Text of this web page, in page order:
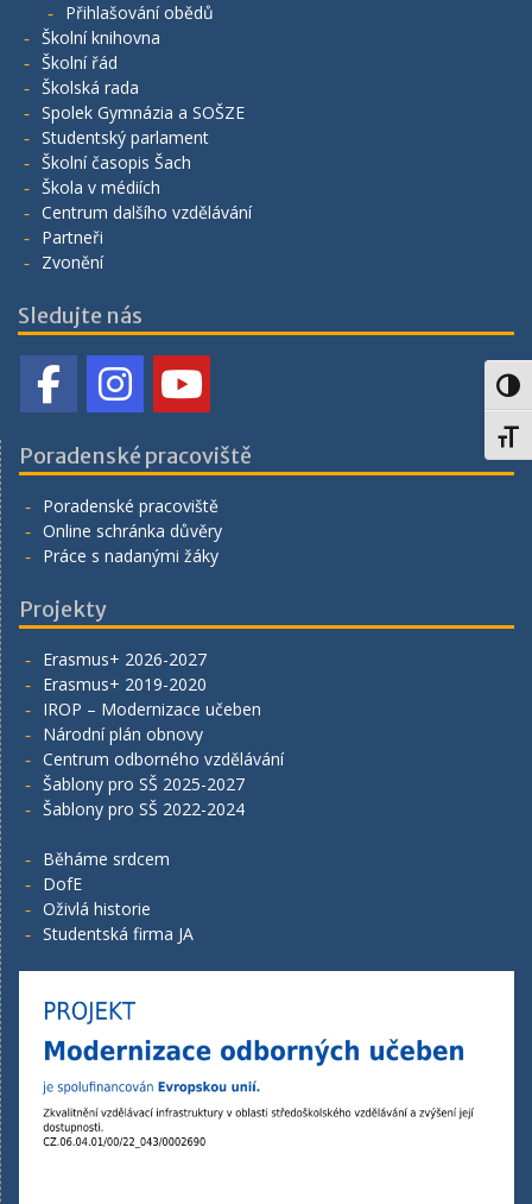
Přihlašování obědů
Školní knihovna
Školní řád
Školská rada
Spolek Gymnázia a SOŠZE
Studentský parlament
Školní časopis Šach
Škola v médiích
Centrum dalšího vzdělávání
Partneři
Zvonění
Sledujte nás
Poradenské pracoviště
Poradenské pracoviště
Online schránka důvěry
Práce s nadanými žáky
Projekty
Erasmus+ 2026-2027
Erasmus+ 2019-2020
IROP – Modernizace učeben
Národní plán obnovy
Centrum odborného vzdělávání
Šablony pro SŠ 2025-2027
Šablony pro SŠ 2022-2024
Běháme srdcem
DofE
Oživlá historie
Studentská firma JA